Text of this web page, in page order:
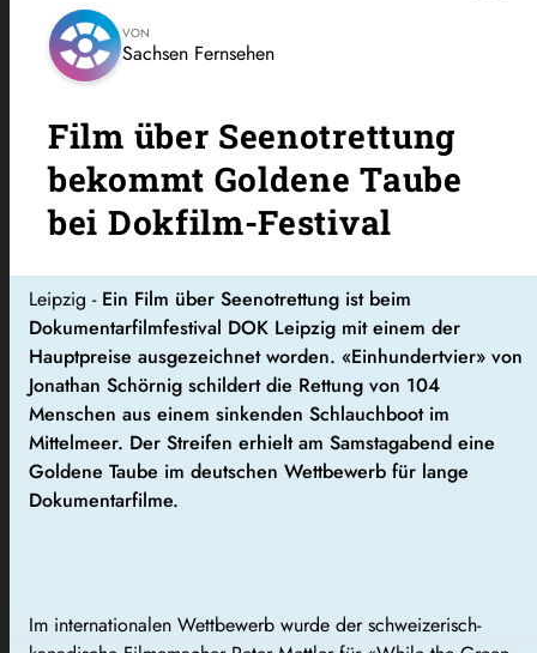
VON
Sachsen Fernsehen
Film über Seenotrettung
bekommt Goldene Taube
bei Dokfilm-Festival
Leipzig - Ein Film über Seenotrettung ist beim
Dokumentarfilmfestival DOK Leipzig mit einem der
Hauptpreise ausgezeichnet worden. «Einhundertvier» von
Jonathan Schörnig schildert die Rettung von 104
Menschen aus einem sinkenden Schlauchboot im
Mittelmeer. Der Streifen erhielt am Samstagabend eine
Goldene Taube im deutschen Wettbewerb für lange
Dokumentarfilme.
Im internationalen Wettbewerb wurde der schweizerisch-